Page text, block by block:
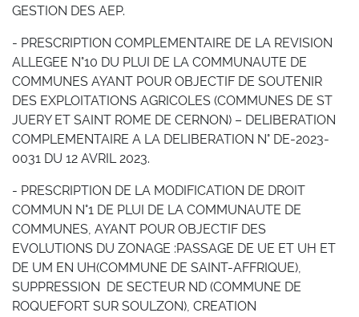
GESTION DES AEP.
- PRESCRIPTION COMPLEMENTAIRE DE LA REVISION
ALLEGEE N°10 DU PLUI DE LA COMMUNAUTE DE
COMMUNES AYANT POUR OBJECTIF DE SOUTENIR
DES EXPLOITATIONS AGRICOLES (COMMUNES DE ST
JUERY ET SAINT ROME DE CERNON) – DELIBERATION
COMPLEMENTAIRE A LA DELIBERATION N° DE-2023-
0031 DU 12 AVRIL 2023.
- PRESCRIPTION DE LA MODIFICATION DE DROIT
COMMUN N°1 DE PLUI DE LA COMMUNAUTE DE
COMMUNES, AYANT POUR OBJECTIF DES
EVOLUTIONS DU ZONAGE :PASSAGE DE UE ET UH ET
DE UM EN UH(COMMUNE DE SAINT-AFFRIQUE),
SUPPRESSION DE SECTEUR ND (COMMUNE DE
ROQUEFORT SUR SOULZON), CREATION